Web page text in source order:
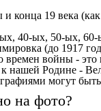
конца 19 века
40-ых, 50-ых,
(до 1917
войны - это
нашей Родине -
могут
на фото?